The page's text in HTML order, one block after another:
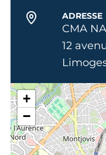
ADRESSE
CMA
12
+
−